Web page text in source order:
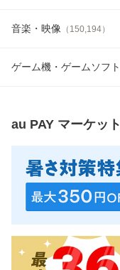
音楽・映像 （ 150,194）
ゲーム機・ゲームソフト
au PAY マーケット